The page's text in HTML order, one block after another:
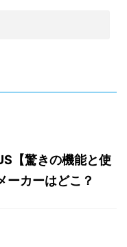
【驚きの機能と使
ーカーはどこ？